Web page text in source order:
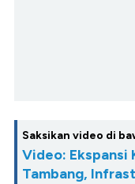
Saksikan video di
Video: Ekspansi
Tambang,